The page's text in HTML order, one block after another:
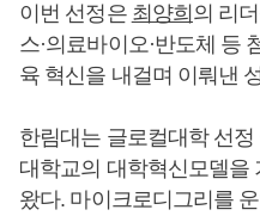
이번 선정은 최양희 의 리
스·의료바이오·반도체 등
육 혁신을 내걸며 이뤄낸
한림대는 글로컬대학 선
대학교의 대학혁신모델을
왔다. 마이크로디그리를